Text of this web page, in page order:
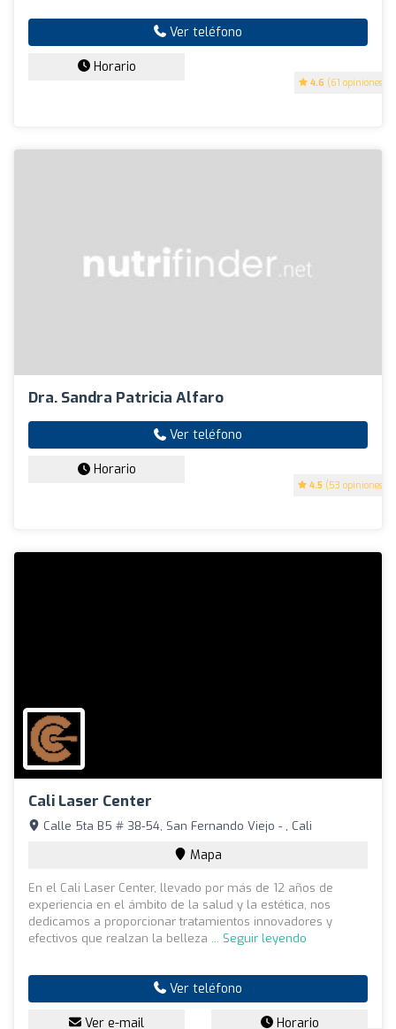
4.6 (61 opiniones)
Ver teléfono
Horario
Dra. Sandra Patricia Alfaro
4.5 (53 opiniones)
Ver teléfono
Horario
Cali Laser Center
Calle 5ta B5 # 38-54, San Fernando Viejo - , Cali
Mapa
En el Cali Laser Center, llevado por más de 12 años de
experiencia en el ámbito de la salud y la estética, nos
dedicamos a proporcionar tratamientos innovadores y
efectivos que realzan la belleza ... Seguir leyendo
Ver teléfono
Ver e-mail Horario